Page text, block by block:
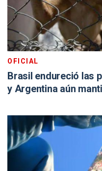
OFICIAL
Brasil endureció las
y Argentina aún